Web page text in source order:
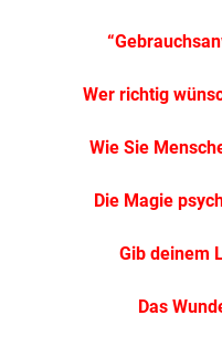
Wer richtig
Wie Sie
Die Magie
Gib deinem
Das